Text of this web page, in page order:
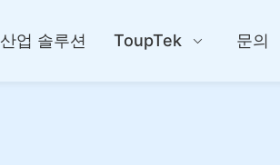
산업 솔루션 ToupTek 문의